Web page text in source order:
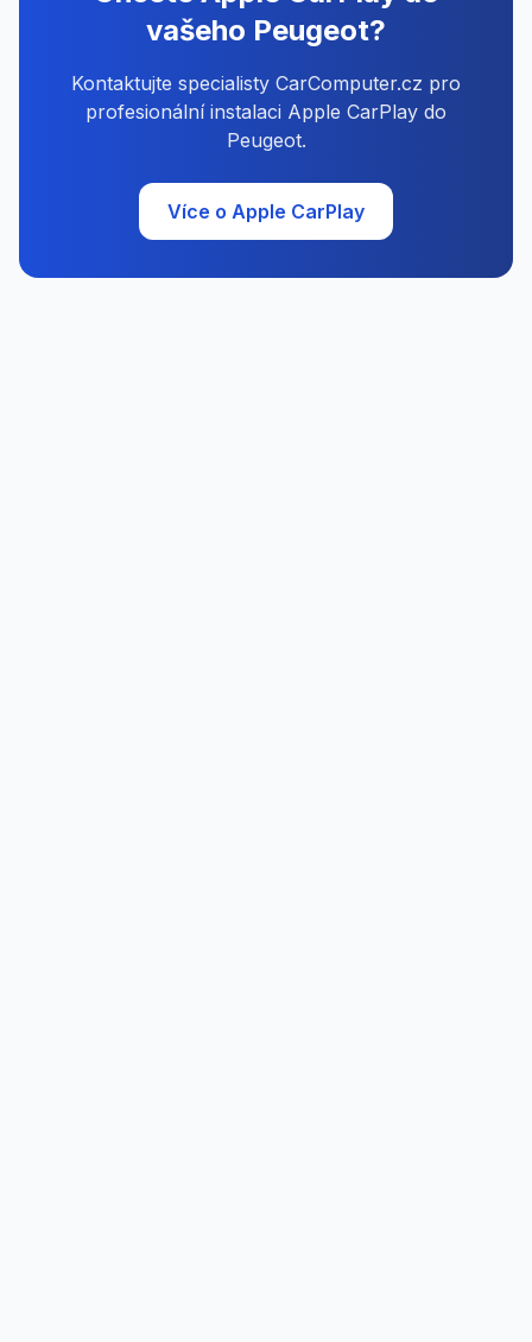
vašeho Peugeot?
Kontaktujte specialisty CarComputer.cz pro
profesionální instalaci Apple CarPlay do
Peugeot.
Více o Apple CarPlay